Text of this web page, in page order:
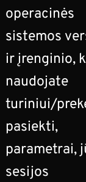
operacinės
sistemos
ir įrenginio,
naudojate
turiniui/
pasiekti,
parametrai,
sesijos